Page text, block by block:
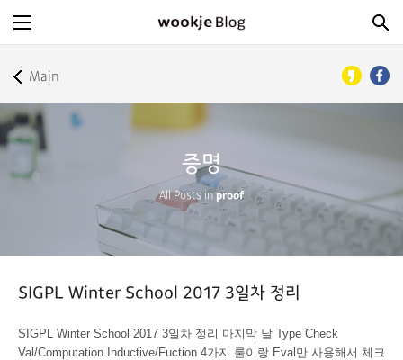
Main
증명
All Posts inproof
SIGPL Winter School 2017 3일차 정리
SIGPL Winter School 2017 3일차 정리 마지막 날 Type Check
Val/Computation.Inductive/Fuction 4가지 룰이랑 Eval만 사용해서 체크